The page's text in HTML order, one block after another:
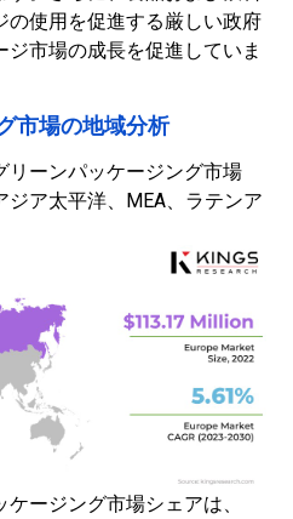
の使用を促進する厳しい政府
市場の成長を促進していま
市場の地域分析
リーンパッケージング市場
ア太平洋、MEA、ラテンア
ージング市場シェアは、